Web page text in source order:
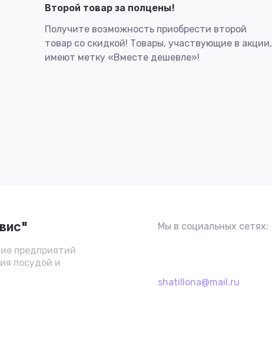
Второй товар за полцены!
Получите возможность приобрести второй
товар со скидкой! Товары, участвующие в акции,
имеют метку «Вместе дешевле»!
предприятий
посудой и
Мы в социальных сетях:
shatillona@mail.ru